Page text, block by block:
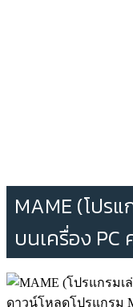
MAME (โปร
บนเครื่อง
ดาวน์โหลดโปรแกรม